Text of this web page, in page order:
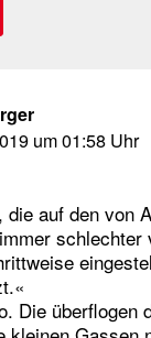
um 01:58 Uhr
die auf den von
schlechter
Die überflogen